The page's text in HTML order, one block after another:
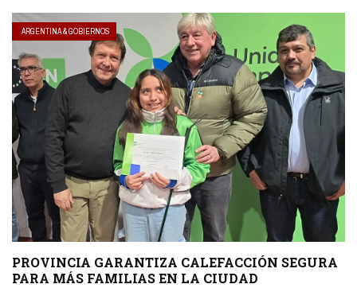
ARGENTINA & GOBIERNOS
PROVINCIA GARANTIZA CALEFACCIÓN SEGURA
PARA MÁS FAMILIAS EN LA CIUDAD